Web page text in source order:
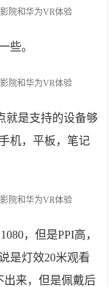
些。
就是支持的设备够
机，平板，笔记
，但是PPI高，
是灯效20米观看
出来，但是佩戴后